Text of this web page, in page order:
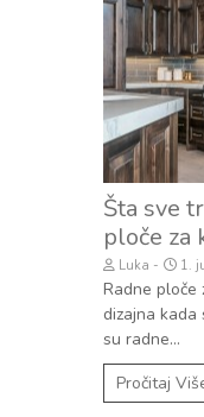
Šta sve
ploče za
Luka 1.
Radne ploče
dizajna kada
su radne...
Pročitaj